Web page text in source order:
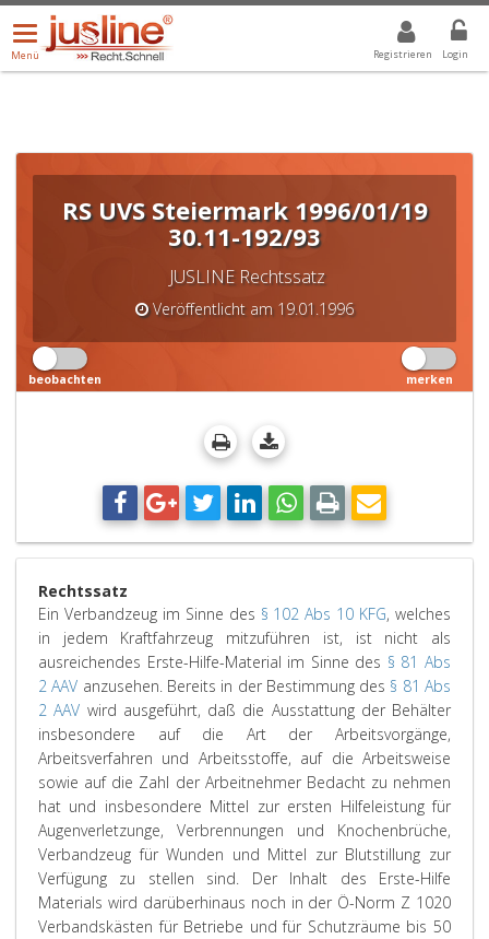
Registrieren Login
Menü
öffnen/schließen
Menü
ALLE DROPDOWN: GEWÄHLTER WERT IST ALLE
RS UVS Steiermark 1996/01/19
30.11-192/93
JUSLINE Rechtssatz
Veröffentlicht am 19.01.1996
beobachten merken
Rechtssatz
Ein Verbandzeug im Sinne des § 102 Abs 10 KFG, welches
in jedem Kraftfahrzeug mitzuführen ist, ist nicht als
ausreichendes Erste-Hilfe-Material im Sinne des § 81 Abs
2 AAV anzusehen. Bereits in der Bestimmung des § 81 Abs
2 AAV wird ausgeführt, daß die Ausstattung der Behälter
insbesondere auf die Art der Arbeitsvorgänge,
Arbeitsverfahren und Arbeitsstoffe, auf die Arbeitsweise
sowie auf die Zahl der Arbeitnehmer Bedacht zu nehmen
hat und insbesondere Mittel zur ersten Hilfeleistung für
Augenverletzunge, Verbrennungen und Knochenbrüche,
Verbandzeug für Wunden und Mittel zur Blutstillung zur
Verfügung zu stellen sind. Der Inhalt des Erste-Hilfe
Materials wird darüberhinaus noch in der Ö-Norm Z 1020
Verbandskästen für Betriebe und für Schutzräume bis 50